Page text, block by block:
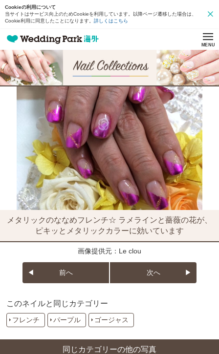
Cookieの利用について
当サイトはサービス向上のためCookieを利用しています。以降ページ遷移した場合は、
Cookie利用に同意したことになります。 詳しくはこちら
MENU
メタリックのななめフレンチ☆ ラメラインと薔薇の花が、
ピキッとメタリックカラーに効いています
画像提供元：Le clou
前へ 次へ
このネイルと同じカテゴリー
フレンチ パープル ゴージャス
同じカテゴリーの他の写真